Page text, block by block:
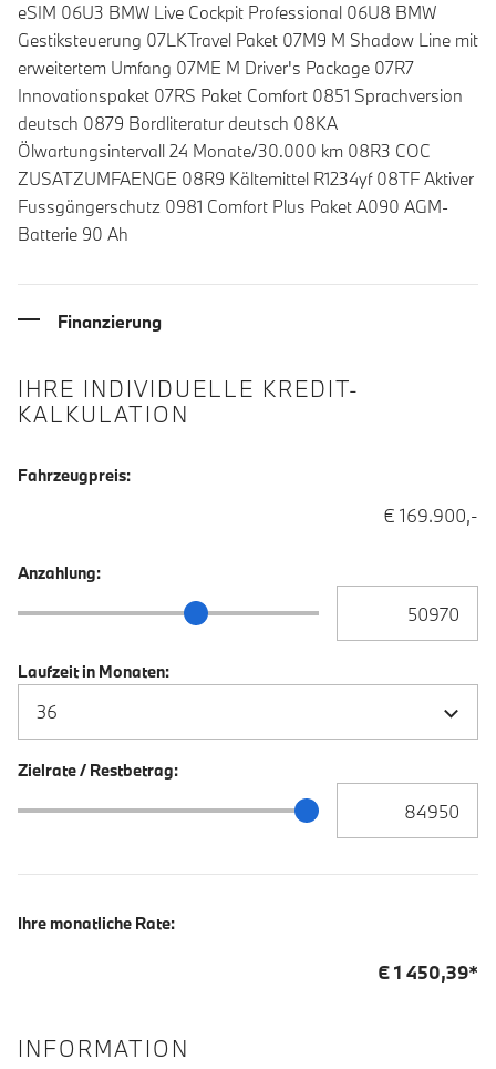
eSIM 06U3 BMW Live Cockpit Professional 06U8 BMW
Gestiksteuerung 07LKTravel Paket 07M9 M Shadow Line mit
erweitertem Umfang 07ME M Driver's Package 07R7
Innovationspaket 07RS Paket Comfort 0851 Sprachversion
deutsch 0879 Bordliteratur deutsch 08KA
Ölwartungsintervall 24 Monate/30.000 km 08R3 COC
ZUSATZUMFAENGE 08R9 Kältemittel R1234yf 08TF Aktiver
Fussgängerschutz 0981 Comfort Plus Paket A090 AGM-
Batterie 90 Ah
Finanzierung
IHRE INDIVIDUELLE KREDIT-
KALKULATION
Fahrzeugpreis:
€ 169.900,-
Anzahlung:
Anzahlung Schieberegler
Laufzeit in Monaten:
Zielrate / Restbetrag:
Zielrate / Restbetrag Schieberegler
Ihre monatliche Rate:
€1 450,39*
INFORMATION